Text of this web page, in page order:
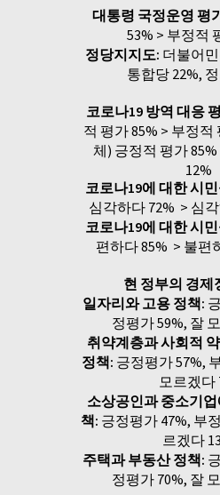
대통령 국정운영 평
53% > 부정적
정당지지도: 더불어
통합당 22%,
코로나19 방역 대응
적 평가 85% > 부정적
체) 긍정적 평가
12%
코로나19에 대한 시
심각하다 72% > 심
코로나19에 대한 시
편하다 85% > 불편
현 정부의 경제
일자리와 고용 정책:
정평가 59%, 잘
취약계층과 사회적
정책: 긍정평가 57%,
모르겠다
소상공인과 중소기
책: 긍정평가 47%, 부
르겠다
주택과 부동산 정책:
정평가 70%, 잘